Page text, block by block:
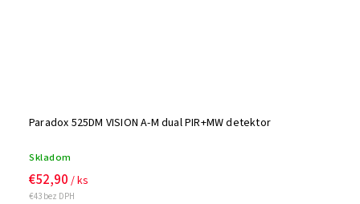
Paradox 525DM VISION A-M dual PIR+MW detektor
Skladom
€43 bez DPH
€52,90 / ks